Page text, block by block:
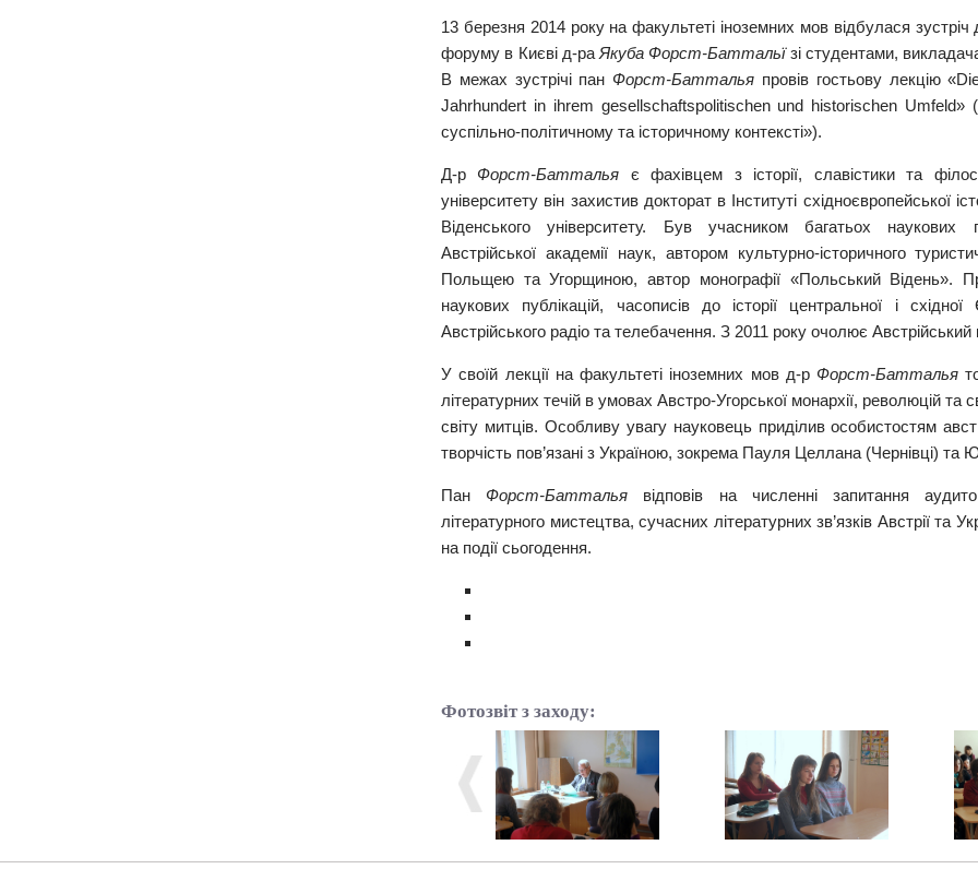
13 березня 2014 року на факультеті іноземних мов відбулася зустріч
форуму в Києві д-ра Якуба Форст-Баттальїзі студентами,
В межах зустрічі пан Форст-Батталья провів гостьову лекцію
Jahrhundert in ihrem gesellschaftspolitischen und historischen Umfeld»
суспільно-політичному та історичному контексті»).
Д-р Форст-Батталья є фахівцем з історії, славістики та
університету він захистив докторат в Інституті східноєвропейської
Віденського університету. Був учасником багатьох наукових
Австрійської академії наук, автором культурно-історичного
Польщею та Угорщиною, автор монографії «Польський Відень».
наукових публікацій, часописів до історії центральної і
Австрійського радіо та телебачення. З 2011 року очолює
У своїй лекції на факультеті іноземних мов д-р Форст-Батталья
літературних течій в умовах Австро-Угорської монархії, революцій та
світу митців. Особливу увагу науковець приділив особистостям
творчість пов’язані з Україною, зокрема Пауля Целлана (Чернівці)
Пан Форст-Батталья відповів на численні запитання
літературного мистецтва, сучасних літературних зв’язків Австрії та
на події сьогодення.
Фотозвіт з заходу: